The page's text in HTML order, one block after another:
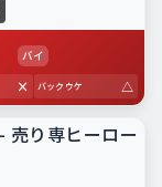
バイ
× バックウケ △